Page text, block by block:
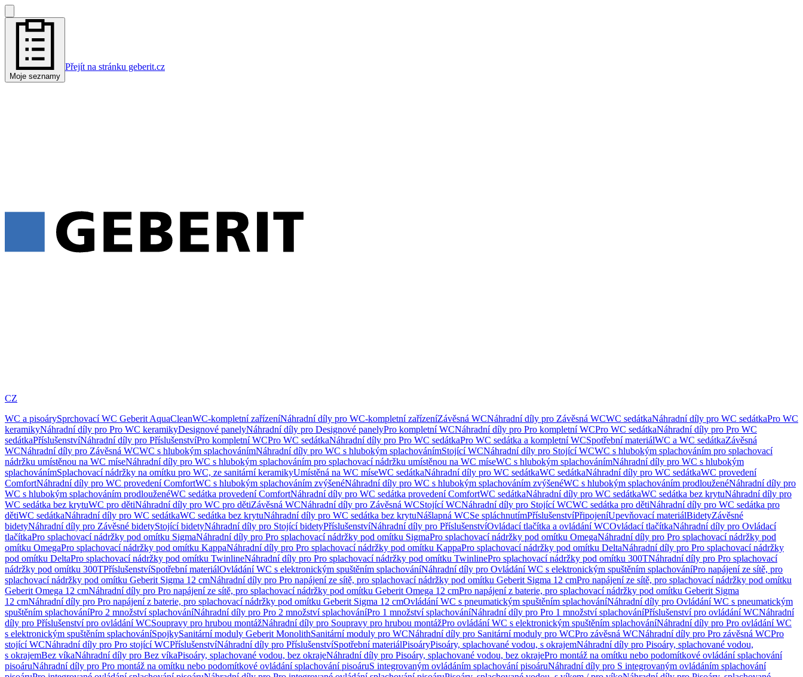
Moje seznamy
Přejít na stránku geberit.cz
CZ
WC a pisoárySprchovací WC Geberit AquaCleanWC-kompletní zařízeníNáhradní díly pro WC-kompletní zařízeníZávěsná WCNáhradní díly pro Závěsná WCWC sedátkaNáhradní díly pro WC sedátkaPro WC
keramikyNáhradní díly pro Pro WC keramikyDesignové panelyNáhradní díly pro Designové panelyPro kompletní WCNáhradní díly pro Pro kompletní WCPro WC sedátkaNáhradní díly pro Pro WC
sedátkaPříslušenstvíNáhradní díly pro PříslušenstvíPro kompletní WCPro WC sedátkaNáhradní díly pro Pro WC sedátkaPro WC sedátka a kompletní WCSpotřební materiálWC a WC sedátkaZávěsná
WCNáhradní díly pro Závěsná WCWC s hlubokým splachovánímNáhradní díly pro WC s hlubokým splachovánímStojící WCNáhradní díly pro Stojící WCWC s hlubokým splachováním pro splachovací
nádržku umístěnou na WC míseNáhradní díly pro WC s hlubokým splachováním pro splachovací nádržku umístěnou na WC míseWC s hlubokým splachovánímNáhradní díly pro WC s hlubokým
splachovánímSplachovací nádržky na omítku pro WC, ze sanitární keramikyUmístěná na WC míseWC sedátkaNáhradní díly pro WC sedátkaWC sedátkaNáhradní díly pro WC sedátkaWC provedení
ComfortNáhradní díly pro WC provedení ComfortWC s hlubokým splachováním zvýšenéNáhradní díly pro WC s hlubokým splachováním zvýšenéWC s hlubokým splachováním prodlouženéNáhradní díly pro
WC s hlubokým splachováním prodlouženéWC sedátka provedení ComfortNáhradní díly pro WC sedátka provedení ComfortWC sedátkaNáhradní díly pro WC sedátkaWC sedátka bez krytuNáhradní díly pro
WC sedátka bez krytuWC pro dětiNáhradní díly pro WC pro dětiZávěsná WCNáhradní díly pro Závěsná WCStojící WCNáhradní díly pro Stojící WCWC sedátka pro dětiNáhradní díly pro WC sedátka pro
dětiWC sedátkaNáhradní díly pro WC sedátkaWC sedátka bez krytuNáhradní díly pro WC sedátka bez krytuNášlapná WCSe spláchnutímPříslušenstvíPřipojeníUpevňovací materiálBidetyZávěsné
bidetyNáhradní díly pro Závěsné bidetyStojící bidetyNáhradní díly pro Stojící bidetyPříslušenstvíNáhradní díly pro PříslušenstvíOvládací tlačítka a ovládání WCOvládací tlačítkaNáhradní díly pro Ovládací
tlačítkaPro splachovací nádržky pod omítku SigmaNáhradní díly pro Pro splachovací nádržky pod omítku SigmaPro splachovací nádržky pod omítku OmegaNáhradní díly pro Pro splachovací nádržky pod
omítku OmegaPro splachovací nádržky pod omítku KappaNáhradní díly pro Pro splachovací nádržky pod omítku KappaPro splachovací nádržky pod omítku DeltaNáhradní díly pro Pro splachovací nádržky
pod omítku DeltaPro splachovací nádržky pod omítku TwinlineNáhradní díly pro Pro splachovací nádržky pod omítku TwinlinePro splachovací nádržky pod omítku 300TNáhradní díly pro Pro splachovací
nádržky pod omítku 300TPříslušenstvíSpotřební materiálOvládání WC s elektronickým spuštěním splachováníNáhradní díly pro Ovládání WC s elektronickým spuštěním splachováníPro napájení ze sítě, pro
splachovací nádržky pod omítku Geberit Sigma 12 cmNáhradní díly pro Pro napájení ze sítě, pro splachovací nádržky pod omítku Geberit Sigma 12 cmPro napájení ze sítě, pro splachovací nádržky pod omítku
Geberit Omega 12 cmNáhradní díly pro Pro napájení ze sítě, pro splachovací nádržky pod omítku Geberit Omega 12 cmPro napájení z baterie, pro splachovací nádržky pod omítku Geberit Sigma
12 cmNáhradní díly pro Pro napájení z baterie, pro splachovací nádržky pod omítku Geberit Sigma 12 cmOvládání WC s pneumatickým spuštěním splachováníNáhradní díly pro Ovládání WC s pneumatickým
spuštěním splachováníPro 2 množství splachováníNáhradní díly pro Pro 2 množství splachováníPro 1 množství splachováníNáhradní díly pro Pro 1 množství splachováníPříslušenství pro ovládání WCNáhradní
díly pro Příslušenství pro ovládání WCSoupravy pro hrubou montážNáhradní díly pro Soupravy pro hrubou montážPro ovládání WC s elektronickým spuštěním splachováníNáhradní díly pro Pro ovládání WC
s elektronickým spuštěním splachováníSpojkySanitární moduly Geberit MonolithSanitární moduly pro WCNáhradní díly pro Sanitární moduly pro WCPro závěsná WCNáhradní díly pro Pro závěsná WCPro
stojící WCNáhradní díly pro Pro stojící WCPříslušenstvíNáhradní díly pro PříslušenstvíSpotřební materiálPisoáryPisoáry, splachované vodou, s okrajemNáhradní díly pro Pisoáry, splachované vodou,
s okrajemBez víkaNáhradní díly pro Bez víkaPisoáry, splachované vodou, bez okrajeNáhradní díly pro Pisoáry, splachované vodou, bez okrajePro montáž na omítku nebo podomítkové ovládání splachování
pisoáruNáhradní díly pro Pro montáž na omítku nebo podomítkové ovládání splachování pisoáruS integrovaným ovládáním splachování pisoáruNáhradní díly pro S integrovaným ovládáním splachování